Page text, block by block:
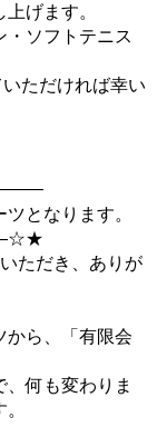
げます。
ソフトテニス
ただければ幸い
となります。
ただき、ありが
から、「有限会
何も変わりま